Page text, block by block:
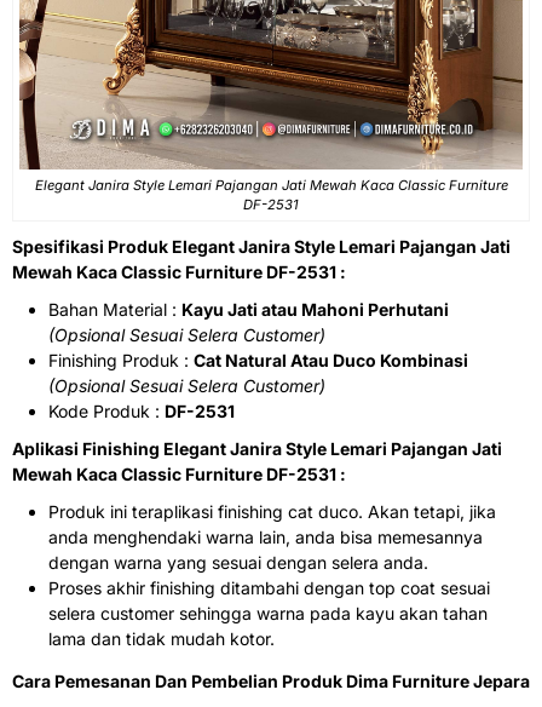
Elegant Janira Style Lemari Pajangan Jati Mewah Kaca Classic Furniture
DF-2531
Spesifikasi Produk Elegant Janira Style Lemari Pajangan Jati
Mewah Kaca Classic Furniture DF-2531 :
Bahan Material : Kayu Jati atau Mahoni Perhutani
(Opsional Sesuai Selera Customer)
Finishing Produk : Cat Natural Atau Duco Kombinasi
(Opsional Sesuai Selera Customer)
Kode Produk : DF-2531
Aplikasi Finishing Elegant Janira Style Lemari Pajangan Jati
Mewah Kaca Classic Furniture DF-2531 :
Produk ini teraplikasi finishing cat duco. Akan tetapi, jika
anda menghendaki warna lain, anda bisa memesannya
dengan warna yang sesuai dengan selera anda.
Proses akhir finishing ditambahi dengan top coat sesuai
selera customer sehingga warna pada kayu akan tahan
lama dan tidak mudah kotor.
Cara Pemesanan Dan Pembelian Produk Dima Furniture Jepara